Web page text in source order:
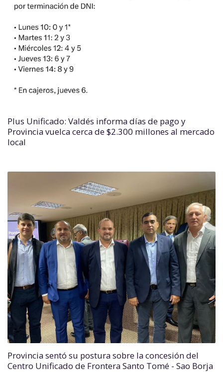
Plus Unificado: Valdés informa días de pago y
Provincia vuelca cerca de $2.300 millones al mercado
local
Provincia sentó su postura sobre la concesión del
Centro Unificado de Frontera Santo Tomé - Sao Borja